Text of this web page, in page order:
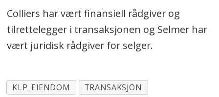
Colliers har vært finansiell rådgiver og
tilrettelegger i transaksjonen og Selmer har
vært juridisk rådgiver for selger.
KLP_EIENDOM
TRANSAKSJON